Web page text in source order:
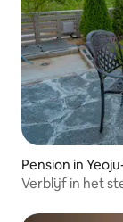
Pension in
Verblijf in het